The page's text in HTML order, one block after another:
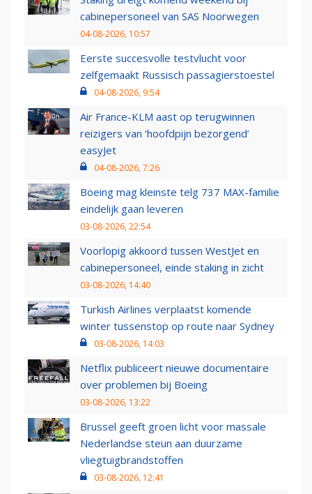
cabinepersoneel van SAS Noorwegen
04-08-2026, 10:57
Eerste succesvolle testvlucht voor
zelfgemaakt Russisch passagierstoestel
04-08-2026, 9:54
Air France-KLM aast op terugwinnen
reizigers van ‘hoofdpijn bezorgend’
easyJet
04-08-2026, 7:26
Boeing mag kleinste telg 737 MAX-familie
eindelijk gaan leveren
03-08-2026, 22:54
Voorlopig akkoord tussen WestJet en
cabinepersoneel, einde staking in zicht
03-08-2026, 14:40
Turkish Airlines verplaatst komende
winter tussenstop op route naar Sydney
03-08-2026, 14:03
Netflix publiceert nieuwe documentaire
over problemen bij Boeing
03-08-2026, 13:22
Brussel geeft groen licht voor massale
Nederlandse steun aan duurzame
vliegtuigbrandstoffen
03-08-2026, 12:41